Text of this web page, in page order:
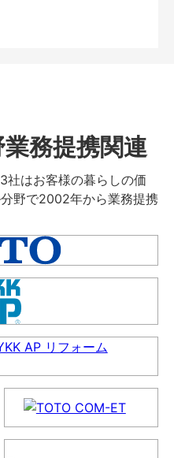
務提携関連
社はお客様の暮らしの価
野で2002年から業務提携